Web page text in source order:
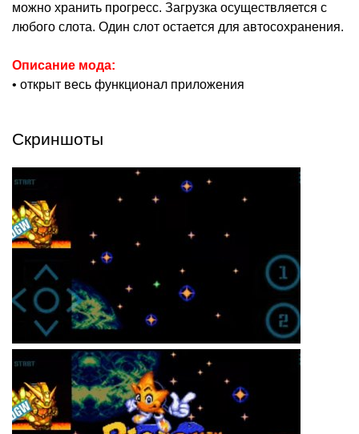
можно хранить прогресс. Загрузка осуществляется с
любого слота. Один слот остается для автосохранения.
Описание мода:
• открыт весь функционал приложения
Скриншоты